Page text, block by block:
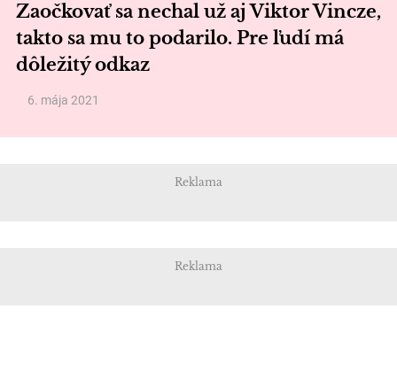
Zaočkovať sa nechal už aj Viktor Vincze,
takto sa mu to podarilo. Pre ľudí má
dôležitý odkaz
6. mája 2021
Reklama
Reklama